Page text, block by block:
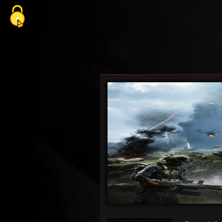
Previous
Cookie-Einstellungen